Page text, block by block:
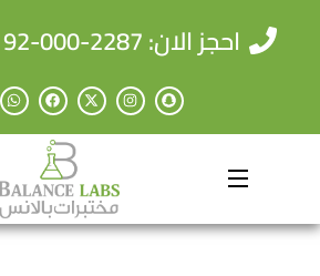
احجز الان: 2287-000-92